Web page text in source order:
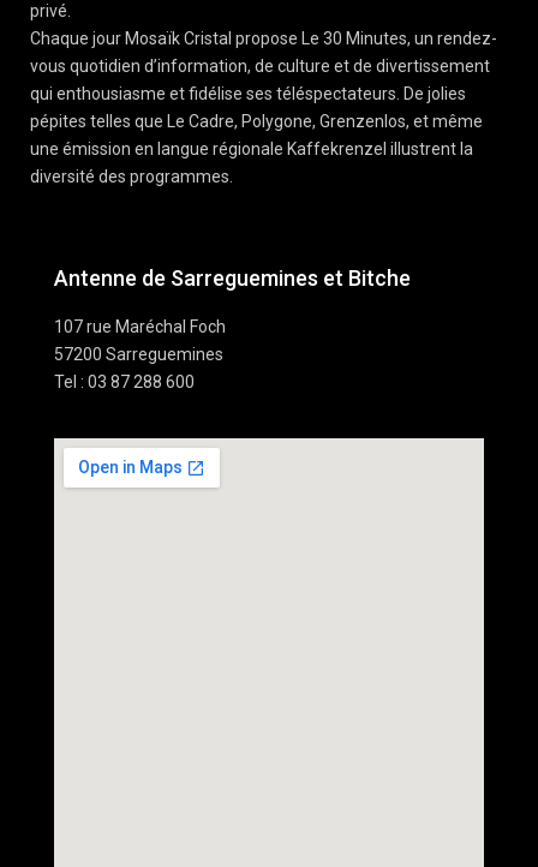
privé.
Chaque jour Mosaïk Cristal propose Le 30 Minutes, un rendez-
vous quotidien d’information, de culture et de divertissement
qui enthousiasme et fidélise ses téléspectateurs. De jolies
pépites telles que Le Cadre, Polygone, Grenzenlos, et même
une émission en langue régionale Kaffekrenzel illustrent la
diversité des programmes.
Antenne de Sarreguemines et Bitche
107 rue Maréchal Foch
57200 Sarreguemines
Tel : 03 87 288 600